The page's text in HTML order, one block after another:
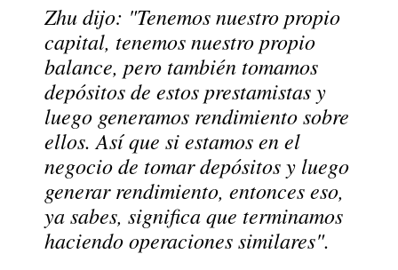
Zhu dijo: "Tenemos nuestro propio
capital, tenemos nuestro propio
balance, pero también tomamos
depósitos de estos prestamistas y
luego generamos rendimiento sobre
ellos. Así que si estamos en el
negocio de tomar depósitos y luego
generar rendimiento, entonces eso,
ya sabes, significa que terminamos
haciendo operaciones similares".